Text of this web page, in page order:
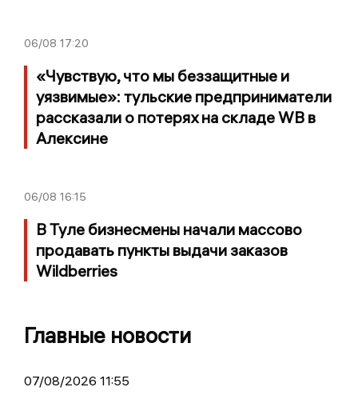
06/08 17:20
«Чувствую, что мы беззащитные и
уязвимые»: тульские предприниматели
рассказали о потерях на складе WB в
Алексине
06/08 16:15
В Туле бизнесмены начали массово
продавать пункты выдачи заказов
Wildberries
Главные новости
07/08/2026 11:55